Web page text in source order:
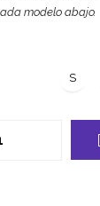
modelo abajo.
S